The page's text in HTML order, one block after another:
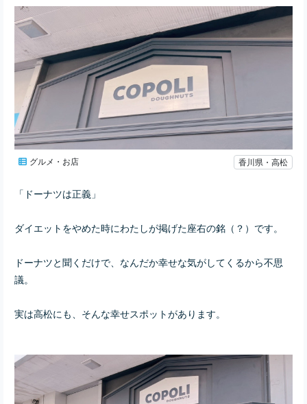
グルメ・お店 香川県・高松
「ドーナツは正義」
ダイエットをやめた時にわたしが掲げた座右の銘（？）です。
ドーナツと聞くだけで、なんだか幸せな気がしてくるから不思
議。
実は高松にも、そんな幸せスポットがあります。